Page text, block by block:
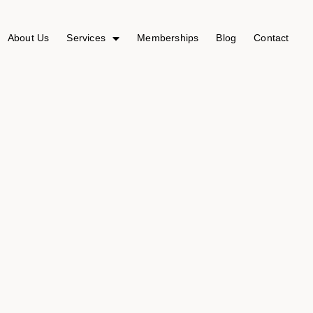
About Us Services Memberships Blog Contact